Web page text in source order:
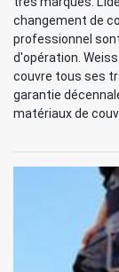
changement de
professionnel
d'opération.
couvre tous ses
garantie
matériaux de